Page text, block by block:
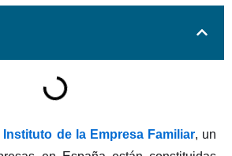
Instituto de la Empresa Familiar, un